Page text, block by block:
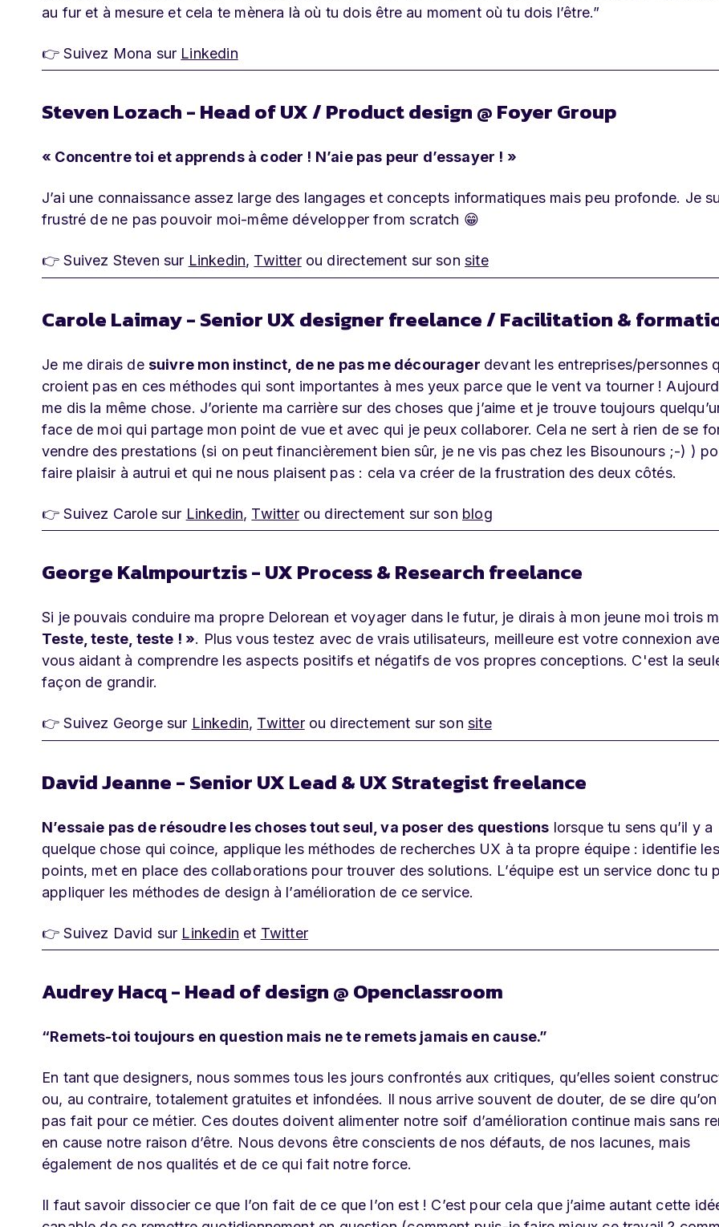
au fur et à mesure et cela te mènera là où tu dois être au moment où tu dois l’être.”
👉 Suivez Mona sur Linkedin
Steven Lozach - Head of UX / Product design @ Foyer Group
« Concentre toi et apprends à coder ! N’aie pas peur d’essayer ! »
J’ai une connaissance assez large des langages et concepts informatiques mais peu profonde. Je
frustré de ne pas pouvoir moi-même développer from scratch 😁
👉 Suivez Steven sur Linkedin, Twitterou directement sur sonsite
Carole Laimay - Senior UX designer freelance / Facilitation &
Je me dirais de suivre mon instinct, de ne pas me décourager devant les entreprises/personnes
croient pas en ces méthodes qui sont importantes à mes yeux parce que le vent va tourner !
me dis la même chose. J’oriente ma carrière sur des choses que j’aime et je trouve toujours
face de moi qui partage mon point de vue et avec qui je peux collaborer. Cela ne sert à rien de se
vendre des prestations (si on peut financièrement bien sûr, je ne vis pas chez les Bisounours ;-) )
faire plaisir à autrui et qui ne nous plaisent pas : cela va créer de la frustration des deux côtés.
👉 Suivez Carole sur Linkedin, Twitterou directement sur son blog
George Kalmpourtzis - UX Process & Research freelance
Si je pouvais conduire ma propre Delorean et voyager dans le futur, je dirais à mon jeune moi trois
Teste, teste, teste ! ». Plus vous testez avec de vrais utilisateurs, meilleure est votre connexion
vous aidant à comprendre les aspects positifs et négatifs de vos propres conceptions. C'est la
façon de grandir.
👉 Suivez George sur Linkedin, Twitterou directement sur sonsite
David Jeanne - Senior UX Lead & UX Strategist freelance
N’essaie pas de résoudre les choses tout seul, va poser des questions lorsque tu sens qu’il y a
quelque chose qui coince, applique les méthodes de recherches UX à ta propre équipe : identifie
points, met en place des collaborations pour trouver des solutions. L’équipe est un service donc tu
appliquer les méthodes de design à l’amélioration de ce service.
👉 Suivez David sur Linkedin et Twitter
Audrey Hacq - Head of design @ Openclassroom
“Remets-toi toujours en question mais ne te remets jamais en cause.”
En tant que designers, nous sommes tous les jours confrontés aux critiques, qu’elles soient
ou, au contraire, totalement gratuites et infondées. Il nous arrive souvent de douter, de se dire qu’on
pas fait pour ce métier. Ces doutes doivent alimenter notre soif d’amélioration continue mais sans
en cause notre raison d’être. Nous devons être conscients de nos défauts, de nos lacunes, mais
également de nos qualités et de ce qui fait notre force.
Il faut savoir dissocier ce que l’on fait de ce que l’on est ! C’est pour cela que j’aime autant cette